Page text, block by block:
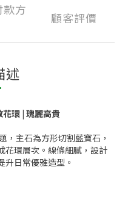
方
顧客評價
述
環 | 瑰麗高貴
，主石為方形切割藍寶石，
花環層次。線條細膩，設計
日常優雅造型。